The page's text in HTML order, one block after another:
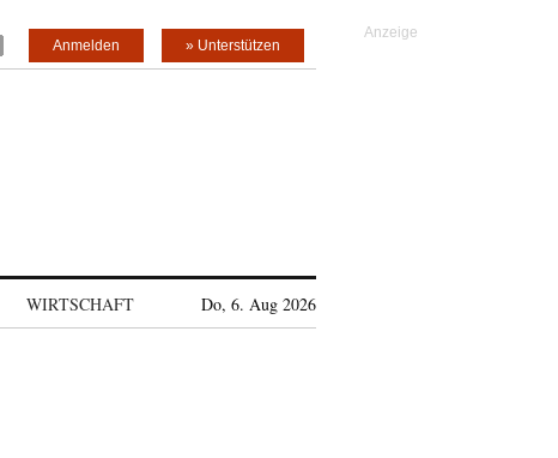
» Unterstützen
Anmelden
WIRTSCHAFT Do, 6. Aug 2026